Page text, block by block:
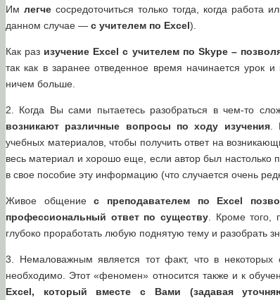
Им легчесосредоточиться только тогда, когда работа
данном случае — с учителем по Excel).
Как раз изучение Excel с учителем по Skype –
так как в заранее отведенное время начинается урок
ничем больше.
2. Когда Вы сами пытаетесь разобраться в чем-то
возникают различные вопросы по ходу изучения.
учебных материалов, чтобы получить ответ на
весь материал и хорошо еще, если автор был настолько
в свое пособие эту информацию (что случается очень
Живое общениес преподавателем по Excel
профессиональный ответ по существу. Кроме того,
глубоко проработать любую поднятую тему и разобрать
3. Немаловажным является тот факт, что в
необходимо. Этот «феномен» относится также и к
Excel, который вместе с Вами (задавая